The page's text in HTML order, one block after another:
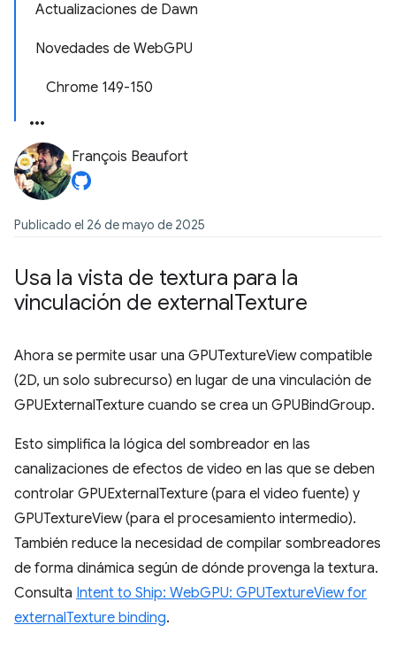
Actualizaciones de Dawn
Novedades de WebGPU
Chrome 149-150
François Beaufort
Publicado el 26 de mayo de 2025
Usa la vista de textura para la
vinculación de externalTexture
Ahora se permite usar una GPUTextureView compatible
(2D, un solo subrecurso) en lugar de una vinculación de
GPUExternalTexture cuando se crea un GPUBindGroup.
Esto simplifica la lógica del sombreador en las
canalizaciones de efectos de video en las que se deben
controlar GPUExternalTexture (para el video fuente) y
GPUTextureView (para el procesamiento intermedio).
También reduce la necesidad de compilar sombreadores
de forma dinámica según de dónde provenga la textura.
Consulta Intent to Ship: WebGPU: GPUTextureView for
externalTexture binding.